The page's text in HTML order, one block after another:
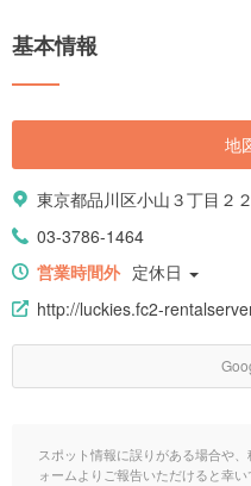
基本情報
地
東京都品川区小山３丁目２
03-3786-1464
営業時間外 定休日
http://luckies.fc2-
スポット情報に誤りがある場合や
ォームよりご報告いただけると幸い